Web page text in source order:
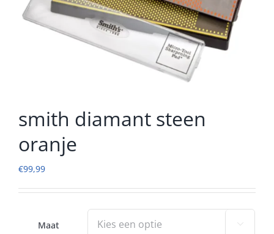
smith diamant steen
oranje
€99,99
Maat 